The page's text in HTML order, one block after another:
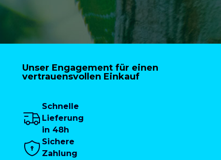
Unser Engagement für einen
vertrauensvollen Einkauf
Schnelle
Lieferung
in 48h
Sichere
Zahlung